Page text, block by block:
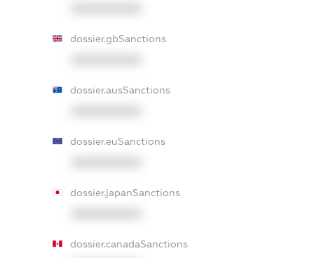
dossier.gbSanctions
dossier.ausSanctions
dossier.euSanctions
dossier.japanSanctions
dossier.canadaSanctions